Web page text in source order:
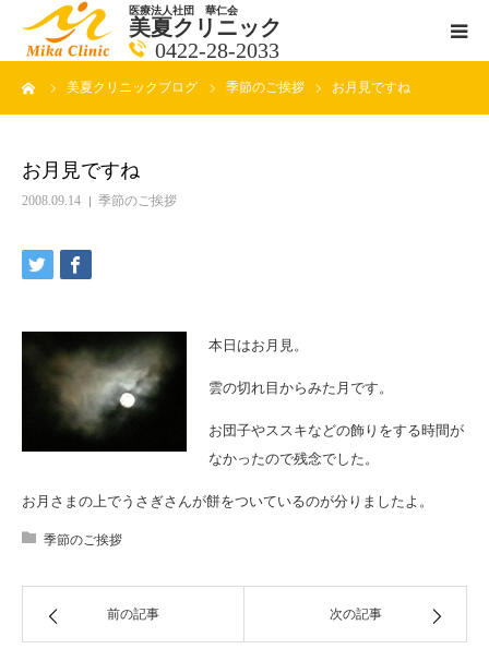
医療法人社団 華仁会
美夏クリニック
0422-28-2033
美夏クリニックブログ 季節のご挨拶 お月見ですね
お月見ですね
2008.09.14 季節のご挨拶
本日はお月見。
雲の切れ目からみた月です。
お団子やススキなどの飾りをする時間が
なかったので残念でした。
お月さまの上でうさぎさんが餅をついているのが分りましたよ。
季節のご挨拶
前の記事 次の記事
医師紹介
アクセス
メールで相談
ブログ一覧ページ